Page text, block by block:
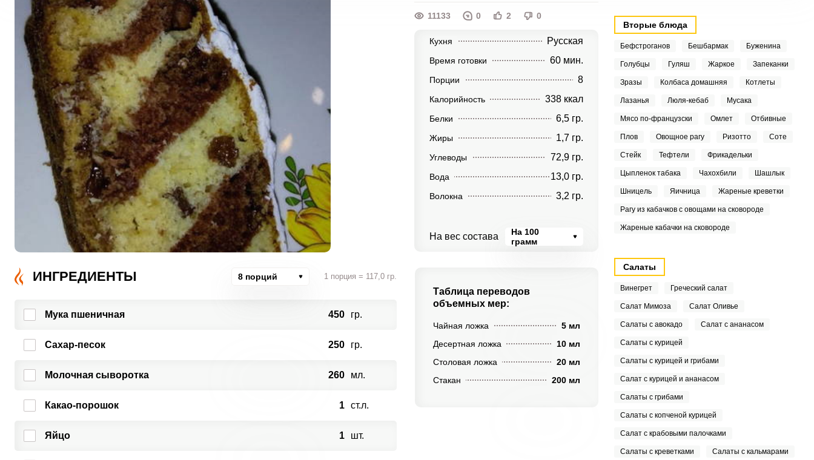
11133 0 2 0
Кухня Русская
Время готовки 60 мин.
Порции 8
Калорийность 338 ккал
Белки 6,5 гр.
Жиры 1,7 гр.
Углеводы 72,9 гр.
Вода 13,0 гр.
Волокна 3,2 гр.
На вес состава
На 100
грамм
ИНГРЕДИЕНТЫ 8 порций 1 порция = 117,0 гр.
Мука пшеничная 450 гр.
Сахар-песок 250 гр.
Молочная сыворотка 260 мл.
Какао-порошок 1 ст.л.
Яйцо 1 шт.
Таблица переводов
объемных мер:
Чайная ложка
5 мл
Десертная ложка
10 мл
Столовая ложка
20 мл
Стакан
200 мл
Вторые блюда
Бефстроганов Бешбармак Буженина
Голубцы Гуляш Жаркое Запеканки
Зразы Колбаса домашняя Котлеты
Лазанья Люля-кебаб Мусака
Мясо по-французски Омлет Отбивные
Плов Овощное рагу Ризотто Соте
Стейк Тефтели Фрикадельки
Цыпленок табака Чахохбили Шашлык
Шницель Яичница Жареные креветки
Рагу из кабачков с овощами на сковороде
Жареные кабачки на сковороде
Салаты
Винегрет Греческий салат
Салат Мимоза Салат Оливье
Салаты с авокадо Салат с ананасом
Салаты с курицей
Салаты с курицей и грибами
Салат с курицей и ананасом
Салаты с грибами
Салаты с копченой курицей
Салат с крабовыми палочками
Салаты с креветками Салаты с кальмарами